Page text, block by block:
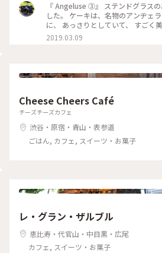
『 Angeluse ③』 ステンドグラスのある席に着くことができま
した。 ケーキは、名物のアンヂェ
に、 あっさりとしていて、 すごく
#angeluse#アンヂェラス#浅草カフ
2019.03.09
Cheese Cheers Café
チーズチーズカフェ
渋谷・原宿・青山・表参道
ごはん, カフェ, スイーツ・お菓子
レ・グラン・ザルブル
恵比寿・代官山・中目黒・広尾
カフェ, スイーツ・お菓子